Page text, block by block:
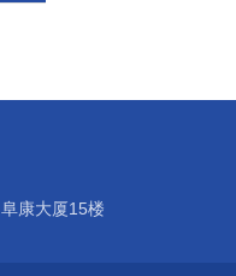
康大厦15楼